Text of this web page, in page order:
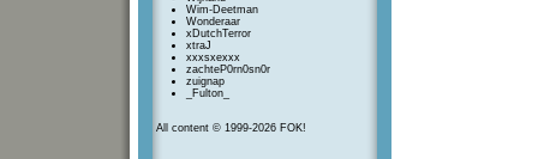
Wim-Deetman
Wonderaar
xDutchTerror
xtraJ
xxxsxexxx
zachteP0rn0sn0r
zuignap
_Fulton_
All content © 1999-2026 FOK!